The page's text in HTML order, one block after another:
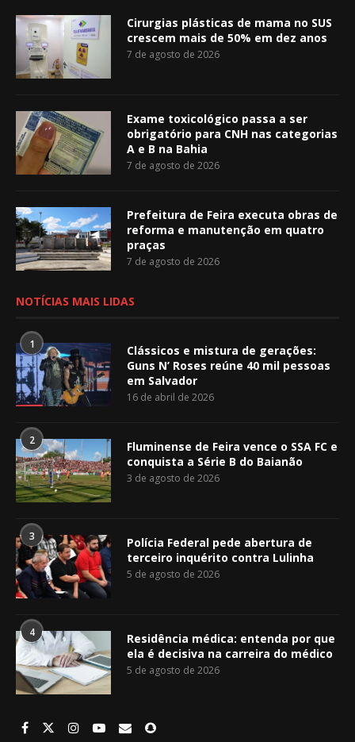
Cirurgias plásticas de mama no SUS
crescem mais de 50% em dez anos
7 de agosto de 2026
Exame toxicológico passa a ser
obrigatório para CNH nas categorias
A e B na Bahia
7 de agosto de 2026
Prefeitura de Feira executa obras de
reforma e manutenção em quatro
praças
7 de agosto de 2026
NOTÍCIAS MAIS LIDAS
1
Clássicos e mistura de gerações:
Guns N’ Roses reúne 40 mil pessoas
em Salvador
16 de abril de 2026
2
Fluminense de Feira vence o SSA FC e
conquista a Série B do Baianão
3 de agosto de 2026
3
Polícia Federal pede abertura de
terceiro inquérito contra Lulinha
5 de agosto de 2026
4
Residência médica: entenda por que
ela é decisiva na carreira do médico
5 de agosto de 2026